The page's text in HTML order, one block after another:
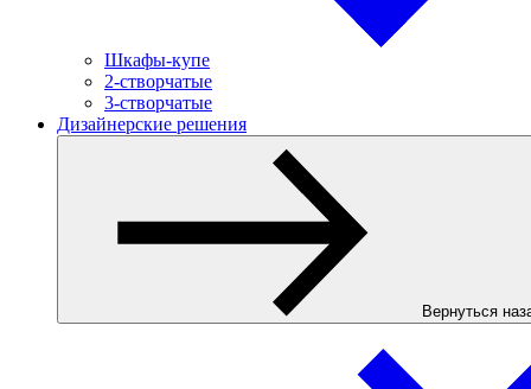
Шкафы-купе
2-створчатые
3-створчатые
Дизайнерские решения
Вернуться